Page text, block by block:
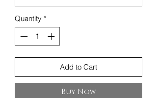
Quantity *
Add to Cart
Buy Now